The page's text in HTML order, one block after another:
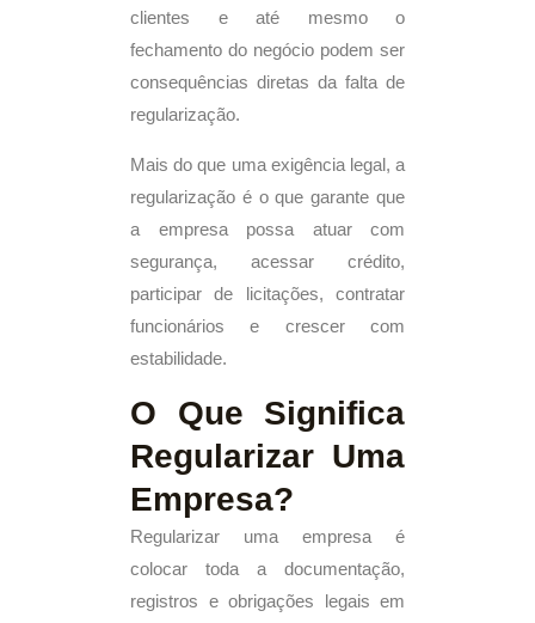
clientes e até mesmo o
fechamento do negócio podem ser
consequências diretas da falta de
regularização.
Mais do que uma exigência legal, a
regularização é o que garante que
a empresa possa atuar com
segurança, acessar crédito,
participar de licitações, contratar
funcionários e crescer com
estabilidade.
O Que Significa
Regularizar Uma
Empresa?
Regularizar uma empresa é
colocar toda a documentação,
registros e obrigações legais em